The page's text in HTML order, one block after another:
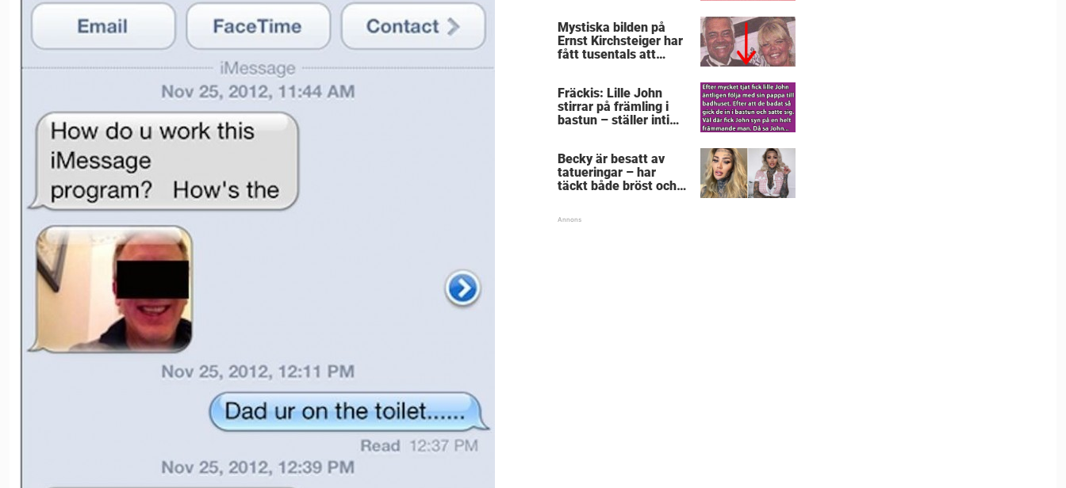
Mystiska bilden på
Ernst Kirchsteiger har
fått tusentals att
Fräckis: Lille John
stirrar på främling i
bastun – ställer intim
Becky är besatt av
tatueringar – har
täckt både bröst och